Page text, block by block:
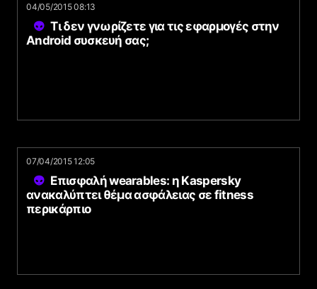
04/05/2015 08:13
Τι δεν γνωρίζετε για τις εφαρμογές στην
Android συσκευή σας;
07/04/2015 12:05
Επισφαλή wearables: η Kaspersky
ανακαλύπτει θέμα ασφάλειας σε fitness
περικάρπιο